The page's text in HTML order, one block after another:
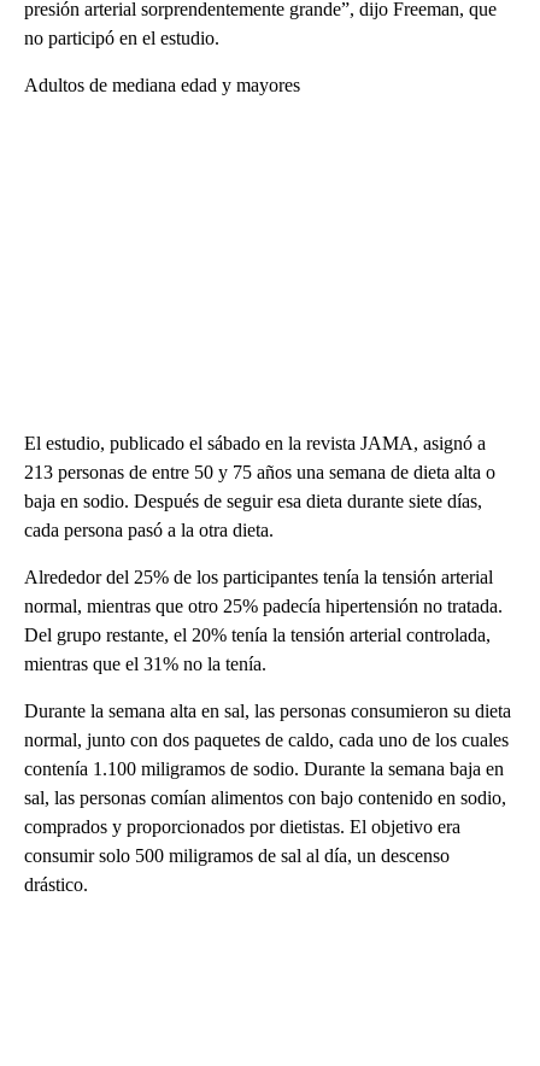
presión arterial sorprendentemente grande”, dijo Freeman, que
no participó en el estudio.
Adultos de mediana edad y mayores
El estudio, publicado el sábado en la revista JAMA, asignó a
213 personas de entre 50 y 75 años una semana de dieta alta o
baja en sodio. Después de seguir esa dieta durante siete días,
cada persona pasó a la otra dieta.
Alrededor del 25% de los participantes tenía la tensión arterial
normal, mientras que otro 25% padecía hipertensión no tratada.
Del grupo restante, el 20% tenía la tensión arterial controlada,
mientras que el 31% no la tenía.
Durante la semana alta en sal, las personas consumieron su dieta
normal, junto con dos paquetes de caldo, cada uno de los cuales
contenía 1.100 miligramos de sodio. Durante la semana baja en
sal, las personas comían alimentos con bajo contenido en sodio,
comprados y proporcionados por dietistas. El objetivo era
consumir solo 500 miligramos de sal al día, un descenso
drástico.